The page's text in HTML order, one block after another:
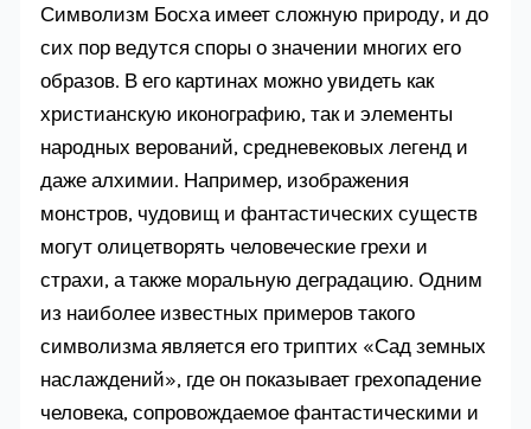
Символизм Босха имеет сложную природу, и до
сих пор ведутся споры о значении многих его
образов. В его картинах можно увидеть как
христианскую иконографию, так и элементы
народных верований, средневековых легенд и
даже алхимии. Например, изображения
монстров, чудовищ и фантастических существ
могут олицетворять человеческие грехи и
страхи, а также моральную деградацию. Одним
из наиболее известных примеров такого
символизма является его триптих «Сад земных
наслаждений», где он показывает грехопадение
человека, сопровождаемое фантастическими и